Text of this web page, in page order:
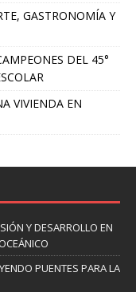
GASTRONOMÍA Y
DEL 45°
VIVIENDA EN
Y DESARROLLO EN
PUENTES PARA LA